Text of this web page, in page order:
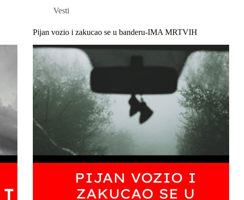
Vesti
Pijan vozio i zakucao se u banderu-IMA MRTVIH